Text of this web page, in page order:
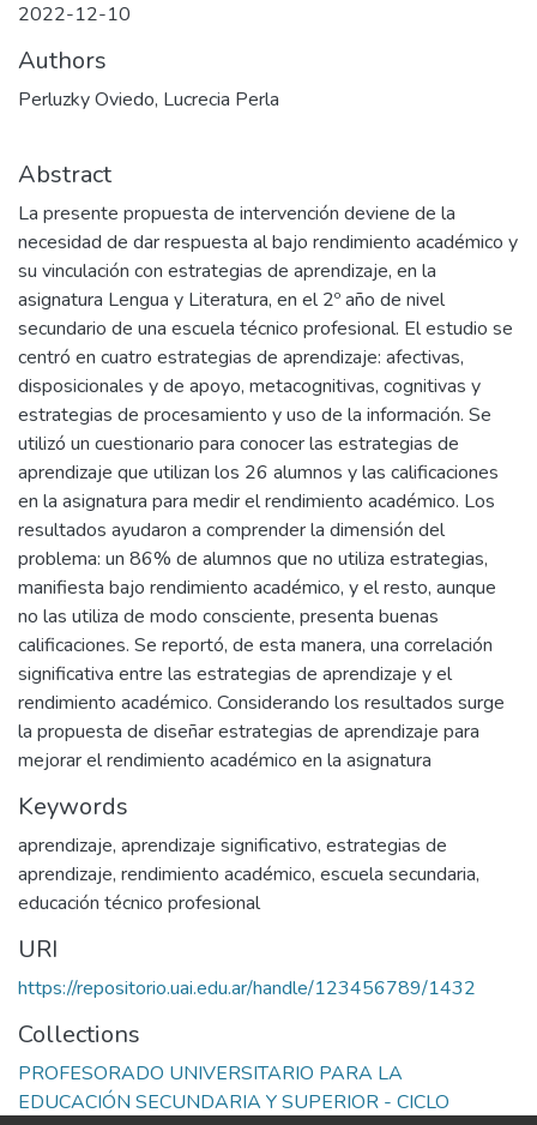
2022-12-10
Authors
Perluzky Oviedo, Lucrecia Perla
Abstract
La presente propuesta de intervención deviene de la
necesidad de dar respuesta al bajo rendimiento académico y
su vinculación con estrategias de aprendizaje, en la
asignatura Lengua y Literatura, en el 2º año de nivel
secundario de una escuela técnico profesional. El estudio se
centró en cuatro estrategias de aprendizaje: afectivas,
disposicionales y de apoyo, metacognitivas, cognitivas y
estrategias de procesamiento y uso de la información. Se
utilizó un cuestionario para conocer las estrategias de
aprendizaje que utilizan los 26 alumnos y las calificaciones
en la asignatura para medir el rendimiento académico. Los
resultados ayudaron a comprender la dimensión del
problema: un 86% de alumnos que no utiliza estrategias,
manifiesta bajo rendimiento académico, y el resto, aunque
no las utiliza de modo consciente, presenta buenas
calificaciones. Se reportó, de esta manera, una correlación
significativa entre las estrategias de aprendizaje y el
rendimiento académico. Considerando los resultados surge
la propuesta de diseñar estrategias de aprendizaje para
mejorar el rendimiento académico en la asignatura
Keywords
aprendizaje, aprendizaje significativo, estrategias de
aprendizaje, rendimiento académico, escuela secundaria,
educación técnico profesional
URI
https://repositorio.uai.edu.ar/handle/123456789/1432
Collections
PROFESORADO UNIVERSITARIO PARA LA
EDUCACIÓN SECUNDARIA Y SUPERIOR - CICLO